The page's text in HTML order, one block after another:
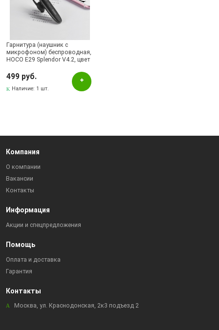
Гарнитура (наушник с
микрофоном) беспроводная,
HOCO E29 Splendor V4.2, цвет
499 руб.
Наличие: 1 шт.
Компания
О компании
Вакансии
Контакты
Информация
Акции и спецпредложения
Помощь
Оплата и доставка
Гарантия
Контакты
Москва, ул. Краснодонская, 2к3 подъезд 2